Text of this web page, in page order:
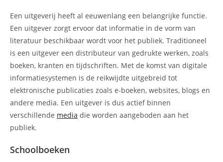
Een uitgeverij heeft al eeuwenlang een belangrijke functie.
Een uitgever zorgt ervoor dat informatie in de vorm van
literatuur beschikbaar wordt voor het publiek. Traditioneel
is een uitgever een distributeur van gedrukte werken, zoals
boeken, kranten en tijdschriften. Met de komst van digitale
informatiesystemen is de reikwijdte uitgebreid tot
elektronische publicaties zoals e-boeken, websites, blogs en
andere media. Een uitgever is dus actief binnen
verschillende media die worden aangeboden aan het
publiek.
Schoolboeken